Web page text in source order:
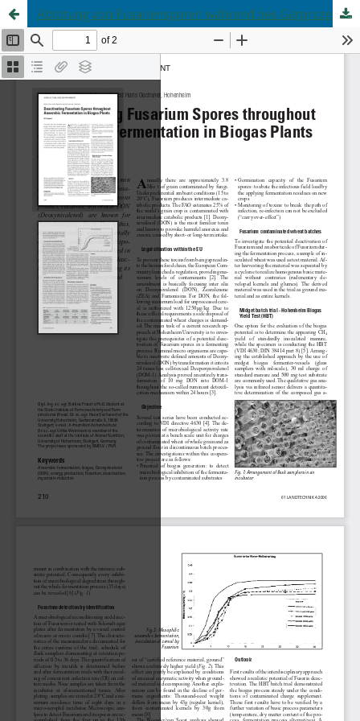
Abtötung von Fusariensporen während des Gärprozesses in Biogasanlagen - Ein Ausblick